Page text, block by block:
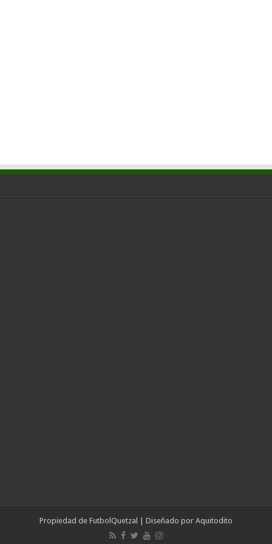
Propiedad de FutbolQuetzal | Diseñado por Aquitodito